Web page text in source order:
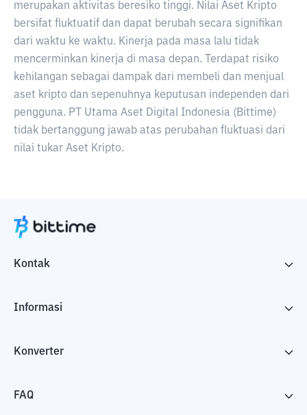
merupakan aktivitas beresiko tinggi. Nilai Aset Kripto
bersifat fluktuatif dan dapat berubah secara signifikan
dari waktu ke waktu. Kinerja pada masa lalu tidak
mencerminkan kinerja di masa depan. Terdapat risiko
kehilangan sebagai dampak dari membeli dan menjual
aset kripto dan sepenuhnya keputusan independen dari
pengguna. PT Utama Aset Digital Indonesia (Bittime)
tidak bertanggung jawab atas perubahan fluktuasi dari
nilai tukar Aset Kripto.
Kontak
Informasi
Konverter
FAQ